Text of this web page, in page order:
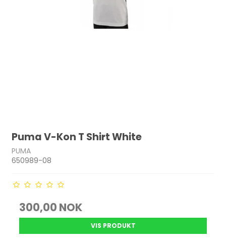
Puma V-Kon T Shirt White
PUMA
650989-08
300,00 NOK
VIS PRODUKT